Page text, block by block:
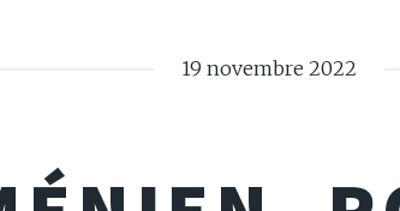
19 novembre 2022